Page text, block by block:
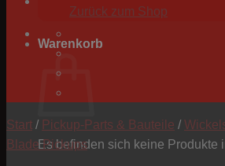
Zurück zum Shop
Warenkorb
Es befinden sich keine Produkte
Start / Pickup-Parts & Bauteile /
Blade Pickups